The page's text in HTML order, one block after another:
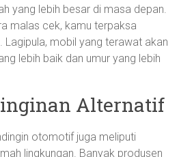
yang lebih besar di masa depan.
malas cek, kamu terpaksa
Lagipula, mobil yang terawat akan
lebih baik dan umur yang lebih
Alternatif
otomotif juga meliputi
lingkungan. Banyak produsen